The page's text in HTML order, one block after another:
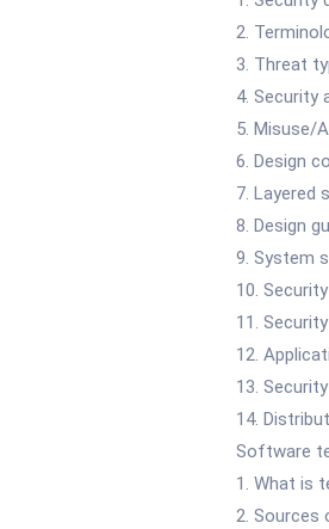
2.
3. Threat
4. Security
5. Misuse/
6. Design
7. Layered
8. Design
9. System
10.
11.
12.
13.
14.
Software
1. What is
2. Sources